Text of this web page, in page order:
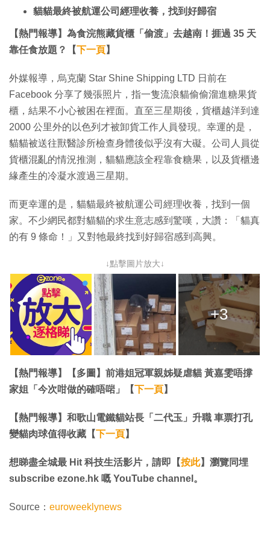
貓貓最終被航運公司經理收養，找到好歸宿
【熱門報導】為食浣熊藏貨櫃「偷渡」去越南！捱過 35 天
靠任食放題？【下一頁】
外媒報導，烏克蘭 Star Shine Shipping LTD 日前在
Facebook 分享了幾張照片，指一隻流浪貓偷偷溜進糖果貨
櫃，結果不小心被困在裡面。直至三星期後，貨櫃越洋到達
2000 公里外的以色列才被卸貨工作人員發現。幸運的是，
貓貓被送往獸醫診所檢查身體後似乎沒有大礙。公司人員從
貨櫃混亂的情況推測，貓貓應該全程靠食糖果，以及貨櫃邊
緣產生的冷凝水渡過三星期。
而更幸運的是，貓貓最終被航運公司經理收養，找到一個
家。不少網民都對貓貓的求生意志感到驚嘆，大讚：「貓真
的有 9 條命！」又對牠最終找到好歸宿感到高興。
↓點擊圖片放大↓
+3
【熱門報導】【多圖】前港姐冠軍親姊疑虐貓 黃嘉雯唔撐
家姐「今次咁做的確唔啱」【下一頁】
【熱門報導】和歌山電鐵貓站長「二代玉」升職 車票打孔
變貓肉球值得收藏【下一頁】
想睇盡全城最 Hit 科技生活影片，請即【按此】瀏覽同埋
subscribe ezone.hk 嘅 YouTube channel。
Source： euroweeklynews